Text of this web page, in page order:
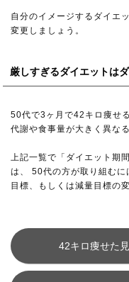
自分のイメージするダイエ
変更しましょう。
厳しすぎるダイエットは
50代で3ヶ月で42キロ痩せ
代謝や食事量が大きく異な
上記一覧で「ダイエット期
は、 50代の方が取り組む
目標、もしくは減量目標の
42キロ痩せた